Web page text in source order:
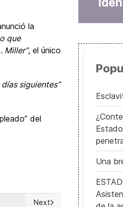
la
que
Miller”, el único
siguientes”
del
Next article: En defensa
Next
Una